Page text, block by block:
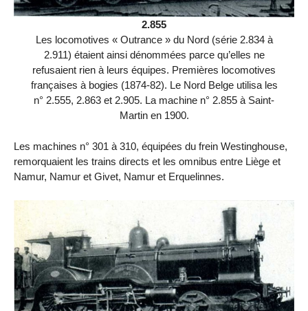
2.855
Les locomotives « Outrance » du Nord (série 2.834 à
2.911) étaient ainsi dénommées parce qu’elles ne
refusaient rien à leurs équipes. Premières locomotives
françaises à bogies (1874-82). Le Nord Belge utilisa les
n° 2.555, 2.863 et 2.905. La machine n° 2.855 à Saint-
Martin en 1900.
Les machines n° 301 à 310, équipées du frein Westinghouse,
remorquaient les trains directs et les omnibus entre Liège et
Namur, Namur et Givet, Namur et Erquelinnes.